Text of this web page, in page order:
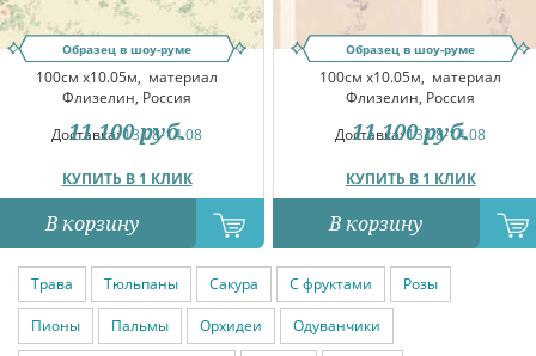
Образец в шоу-руме
100см x10.05м, материал
Флизелин, Россия
Доставка:13.08-14.08
КУПИТЬ В 1 КЛИК
11 100 руб.
В корзину
Образец в шоу-руме
100см x10.05м, материал
Флизелин, Россия
Доставка:13.08-14.08
КУПИТЬ В 1 КЛИК
11 100 руб.
В корзину
Трава Тюльпаны Сакура С фруктами Розы
Пионы Пальмы Орхидеи Одуванчики